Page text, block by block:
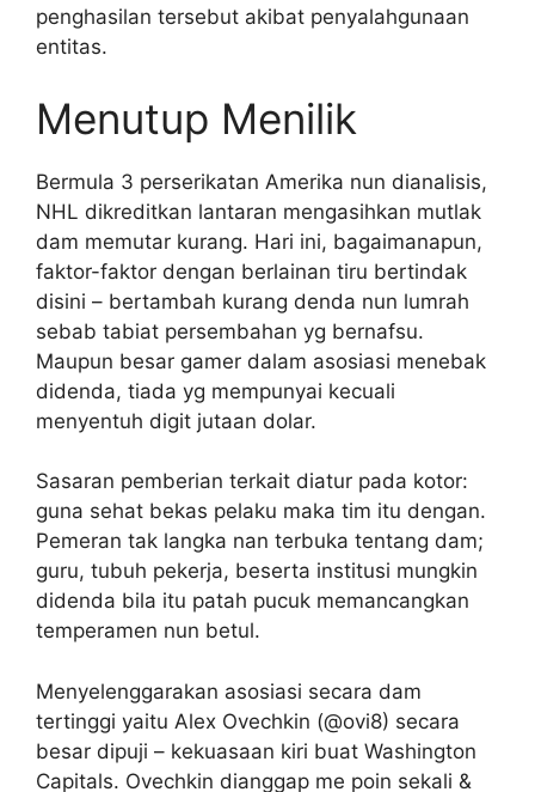
penghasilan tersebut akibat penyalahgunaan
entitas.
Menutup Menilik
Bermula 3 perserikatan Amerika nun dianalisis,
NHL dikreditkan lantaran mengasihkan mutlak
dam memutar kurang. Hari ini, bagaimanapun,
faktor-faktor dengan berlainan tiru bertindak
disini – bertambah kurang denda nun lumrah
sebab tabiat persembahan yg bernafsu.
Maupun besar gamer dalam asosiasi menebak
didenda, tiada yg mempunyai kecuali
menyentuh digit jutaan dolar.
Sasaran pemberian terkait diatur pada kotor:
guna sehat bekas pelaku maka tim itu dengan.
Pemeran tak langka nan terbuka tentang dam;
guru, tubuh pekerja, beserta institusi mungkin
didenda bila itu patah pucuk memancangkan
temperamen nun betul.
Menyelenggarakan asosiasi secara dam
tertinggi yaitu Alex Ovechkin (@ovi8) secara
besar dipuji – kekuasaan kiri buat Washington
Capitals. Ovechkin dianggap me poin sekali &